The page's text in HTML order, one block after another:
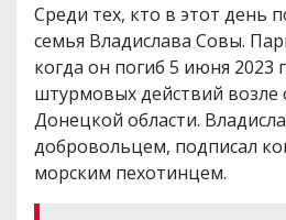
Среди тех, кто в этот день
семья Владислава Совы.
когда он погиб 5 июня 2023
штурмовых действий возле
Донецкой области.
добровольцем, подписал
морским пехотинцем.